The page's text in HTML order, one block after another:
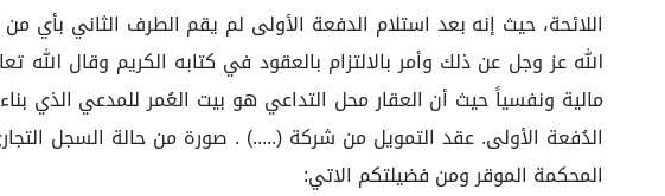
اللائحة، حيث إنه بعد استلام الدفعة الأولى لم يقم الطرف الثاني بأي
الله عز وجل عن ذلك وأمر بالالتزام بالعقود في كتابه الكريم وقال الله
مالية ونفسياً حيث أن العقار محل التداعي هو بيت العُمر للمدعي الذي
الدُفعة الأولى. عقد التمويل من شركة (.....) . صورة من حالة السجل
المحكمة الموقر ومن فضيلتكم الاتي: